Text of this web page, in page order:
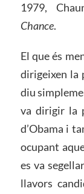
1979,
Chance.
El que és
dirigeixen la
diu
va dirigir la
d’Obama i
ocupant
es va
llavors